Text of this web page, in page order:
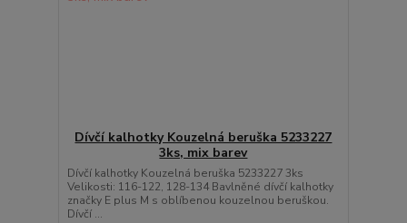
Dívčí kalhotky Kouzelná beruška 5233227
3ks, mix barev
Dívčí kalhotky Kouzelná beruška 5233227 3ks
Velikosti: 116-122, 128-134 Bavlněné dívčí kalhotky
značky E plus M s oblíbenou kouzelnou beruškou.
Dívčí ...